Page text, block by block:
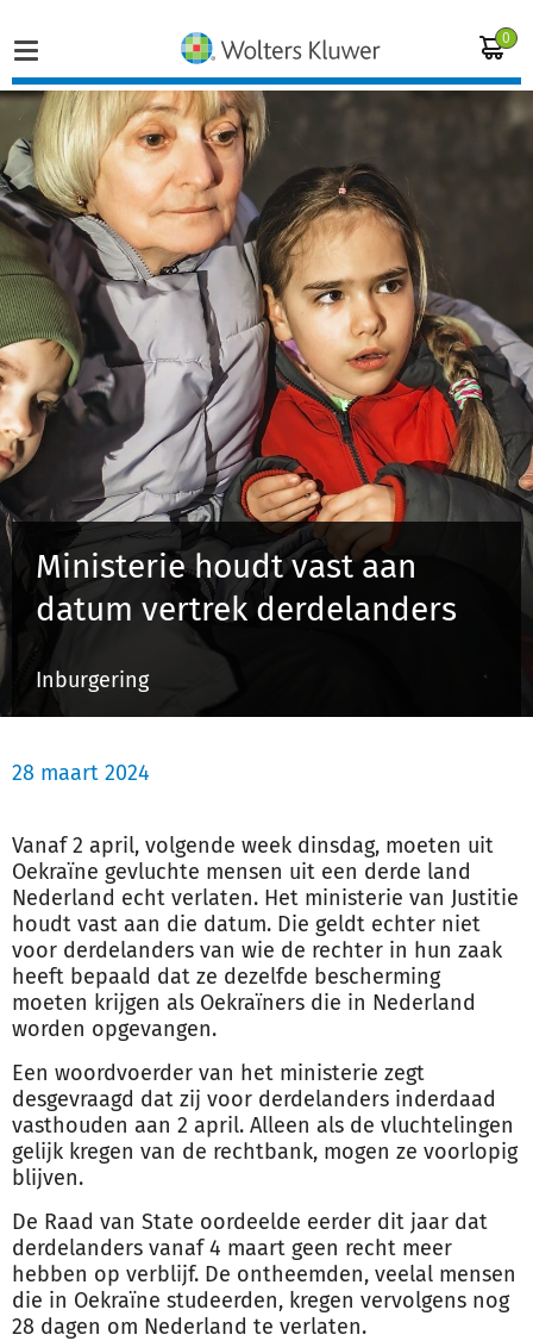
0
Home
Vakgebieden
Actueel
Producten
Opleidingen
Juridisch advies
Inloggen op de kennisbank
Inloggen
Ministerie houdt vast aan
datum vertrek derdelanders
Inburgering
28 maart 2024
Vanaf 2 april, volgende week dinsdag, moeten uit
Oekraïne gevluchte mensen uit een derde land
Nederland echt verlaten. Het ministerie van Justitie
houdt vast aan die datum. Die geldt echter niet
voor derdelanders van wie de rechter in hun zaak
heeft bepaald dat ze dezelfde bescherming
moeten krijgen als Oekraïners die in Nederland
worden opgevangen.
Een woordvoerder van het ministerie zegt
desgevraagd dat zij voor derdelanders inderdaad
vasthouden aan 2 april. Alleen als de vluchtelingen
gelijk kregen van de rechtbank, mogen ze voorlopig
blijven.
De Raad van State oordeelde eerder dit jaar dat
derdelanders vanaf 4 maart geen recht meer
hebben op verblijf. De ontheemden, veelal mensen
die in Oekraïne studeerden, kregen vervolgens nog
28 dagen om Nederland te verlaten.